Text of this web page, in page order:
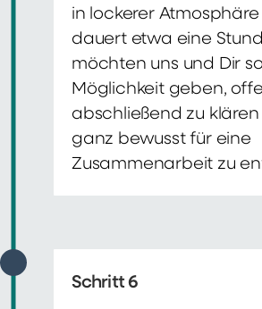
in lockerer
dauert etwa eine
möchten uns und Dir
Möglichkeit geben,
abschließend zu
ganz bewusst für eine
Zusammenarbeit zu
Schritt 6